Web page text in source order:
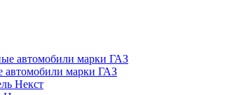
автомобили марки ГАЗ